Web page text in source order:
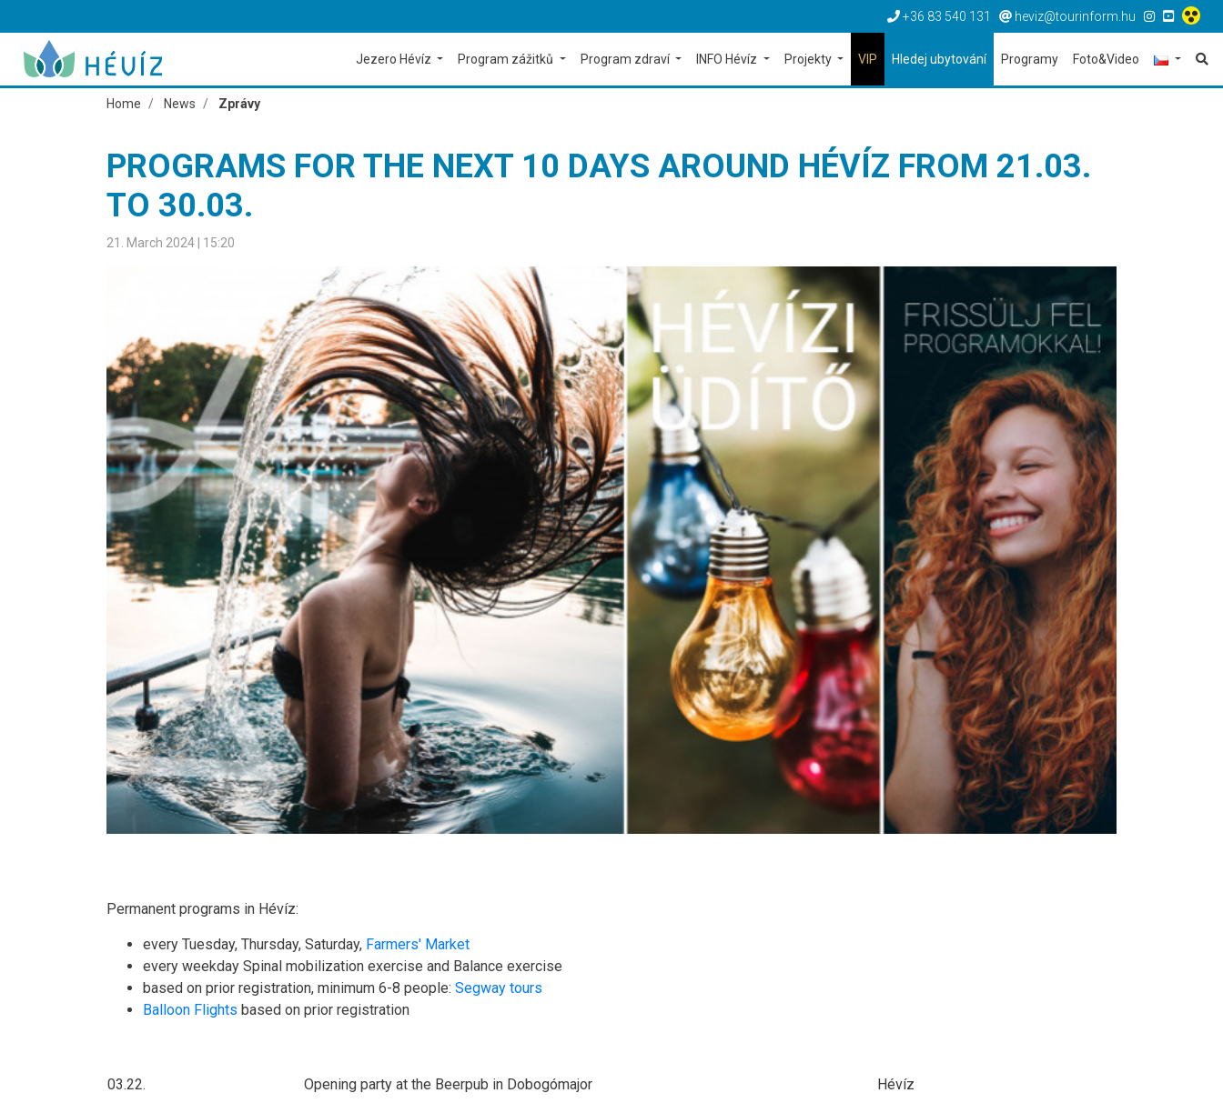
+36 83 540 131 heviz@tourinform.hu
Jezero Hévíz Program zážitků Program zdraví INFO Hévíz Projekty VIP Hledej ubytování Programy Foto&Video
Home News Zprávy
PROGRAMS FOR THE NEXT 10 DAYS AROUND HÉVÍZ FROM 21.03.
TO 30.03.
21. March 2024 | 15:20
Permanent programs in Hévíz:
every Tuesday, Thursday, Saturday, Farmers' Market
every weekday Spinal mobilization exercise and Balance exercise
based on prior registration, minimum 6-8 people: Segway tours
Balloon Flights based on prior registration
03.22. Opening party at the Beerpub in Dobogómajor Hévíz